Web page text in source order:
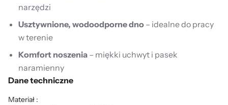
narzędzi
Usztywnione, wodoodporne dno – idealne do pracy
w terenie
Komfort noszenia – miękki uchwyt i pasek
naramienny
Dane techniczne
Materiał :